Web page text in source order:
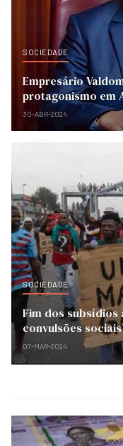
SOCIEDADE
Empresário
protagonismo em
30-ABR-2024
SOCIEDADE
Fim dos subsídios
convulsões
07-MAR-2024